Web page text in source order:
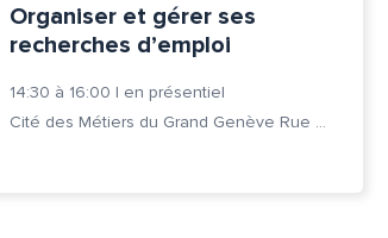
Organiser et gérer ses
recherches d’emploi
14:30 à 16:00 | en présentiel
Cité des Métiers du Grand Genève Rue Prévost-Martin 6 1205 Genève